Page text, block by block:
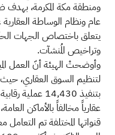
ومنطقة مكة المكرمة، بهدف
عام ونظام الوساطة
يتعلق باختصاص الجهات
وتراخيص المُنشآت.
وأوضحتْ الهيئة أنّ العمل
لتنظيم السوق العقاري، حيث
قنواتها المختلفة تم